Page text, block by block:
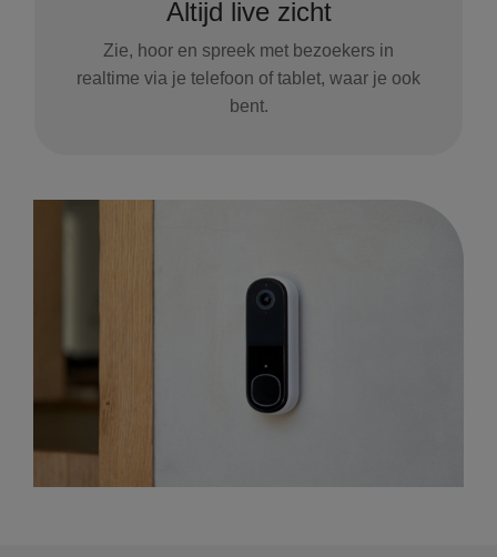
Altijd live zicht
Zie, hoor en spreek met bezoekers in
realtime via je telefoon of tablet, waar je ook
bent.